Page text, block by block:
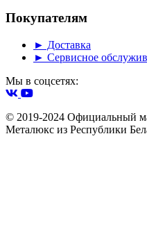
Покупателям
► Доставка
► Сервисное
Мы в соцсетях:
© 2019-2024 Официальный
Металюкс из Республики